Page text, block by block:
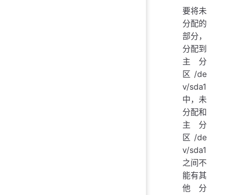
要将未
分配的
部分，
分配到
主分
区/de
v/sda1
中，未
分配和
主分
区/de
v/sda1
之间不
能有其
他分